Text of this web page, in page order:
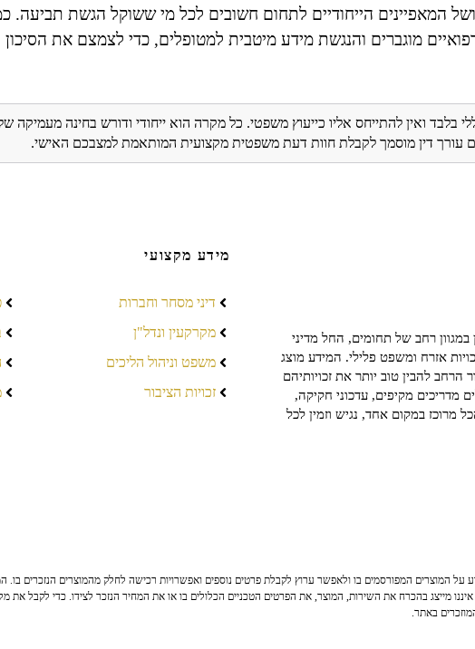
המאפיינים הייחודיים לתחום חשובים לכל מי ששוקל הגשת תביעה.
מוגברים והנגשת מידע מיטבית למטופלים, כדי לצמצם את הסיכון
בלבד ואין להתייחס אליו כייעוץ משפטי. כל מקרה הוא ייחודי ודורש בחינה מעמיקה
עורך דין מוסמך לקבלת חוות דעת משפטית מקצועית המותאמת למצבכם האישי.
רחב של תחומים, החל מדיני
אזרח ומשפט פלילי. המידע מוצג
להבין טוב יותר את זכויותיהם
מדריכים מקיפים, עדכוני חקיקה,
מרוכז במקום אחד, נגיש וזמין לכל
מידע מקצועי
דיני מסחר וחברות
מקרקעין ונדל"ן
משפט וניהול הליכים
זכויות הציבור
המוצרים המפורסמים בו ולאפשר ערוץ לקבלת פרטים נוספים ואפשרויות רכישה לחלק מהמוצרים הנזכרים בו.
מייצג בהכרח את השירות, המוצר, את הפרטים הטכניים הכלולים בו או את המחיר הנזכר לצידו. כדי לקבל את
באתר.